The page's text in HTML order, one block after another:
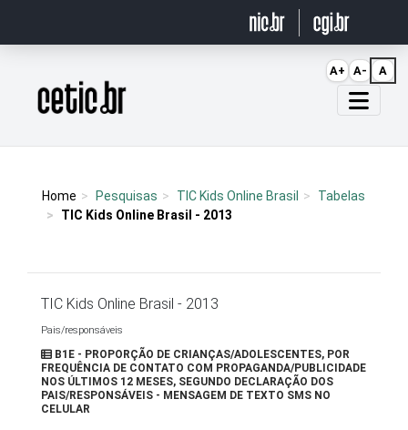
Página inicial
Home Pesquisas TIC Kids Online Brasil
Tabelas
TIC Kids Online Brasil - 2013
TIC Kids Online Brasil - 2013
Pais/responsáveis
B1E - PROPORÇÃO DE CRIANÇAS/ADOLESCENTES, POR
FREQUÊNCIA DE CONTATO COM PROPAGANDA/PUBLICIDADE
NOS ÚLTIMOS 12 MESES, SEGUNDO DECLARAÇÃO DOS
PAIS/RESPONSÁVEIS - MENSAGEM DE TEXTO SMS NO
CELULAR
A+ A- A